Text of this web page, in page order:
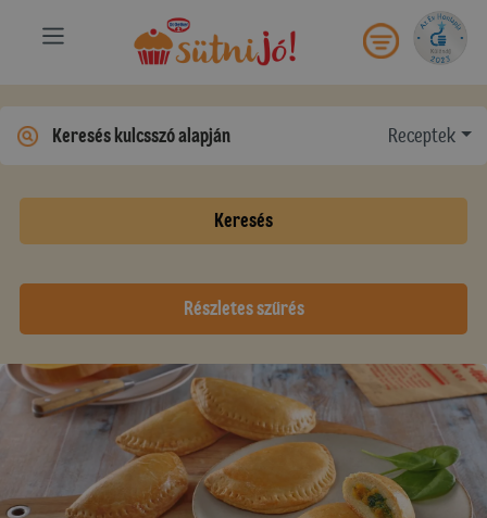
Receptek
Keresés
Részletes szűrés